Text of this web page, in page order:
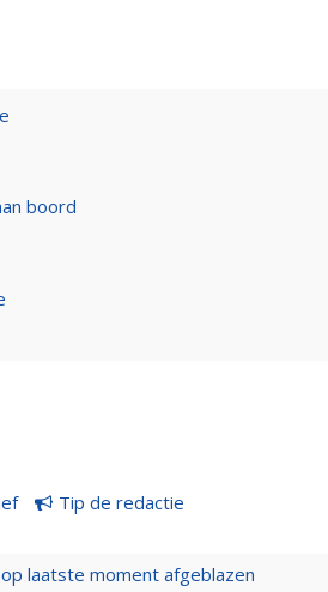
boord
Tip de redactie
laatste moment afgeblazen